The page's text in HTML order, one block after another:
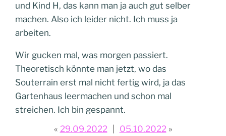
und Kind H, das kann man ja auch gut selber
machen. Also ich leider nicht. Ich muss ja
arbeiten.
Wir gucken mal, was morgen passiert.
Theoretisch könnte man jetzt, wo das
Souterrain erst mal nicht fertig wird, ja das
Gartenhaus leermachen und schon mal
streichen. Ich bin gespannt.
29.09.2022
05.10.2022